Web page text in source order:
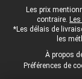
Pied-de-page
Les prix
contraire.
*Les délais de
les
À propos
Préférences de